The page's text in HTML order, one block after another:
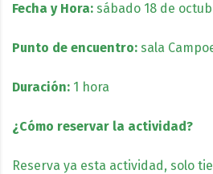
Fecha y Hora: sábado 18 de
Punto de encuentro: sala
Duración: 1 hora
¿Cómo reservar la actividad?
Reserva ya esta actividad, solo